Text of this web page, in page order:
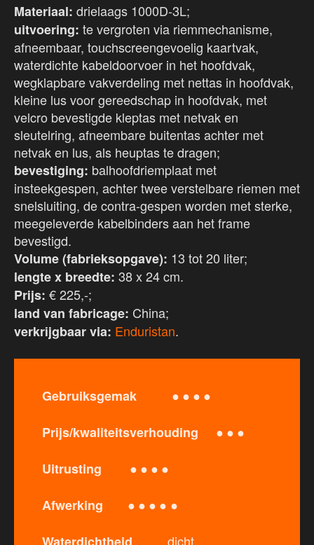
Materiaal: drielaags 1000D-3L;
uitvoering: te vergroten via riemmechanisme,
afneembaar, touchscreengevoelig kaartvak,
waterdichte kabeldoorvoer in het hoofdvak,
wegklapbare vakverdeling met nettas in hoofdvak,
kleine lus voor gereedschap in hoofdvak, met
velcro bevestigde kleptas met netvak en
sleutelring, afneembare buitentas achter met
netvak en lus, als heuptas te dragen;
bevestiging: balhoofdriemplaat met
insteekgespen, achter twee verstelbare riemen met
snelsluiting, de contra-gespen worden met sterke,
meegeleverde kabelbinders aan het frame
bevestigd.
Volume (fabrieksopgave): 13 tot 20 liter;
lengte x breedte: 38 x 24 cm.
Prijs: € 225,-;
land van fabricage: China;
verkrijgbaar via: Enduristan.
Gebruiksgemak ● ● ● ●
Prijs/kwaliteitsverhouding ● ● ●
Uitrusting ● ● ● ●
Afwerking ● ● ● ● ●
Waterdichtheid dicht